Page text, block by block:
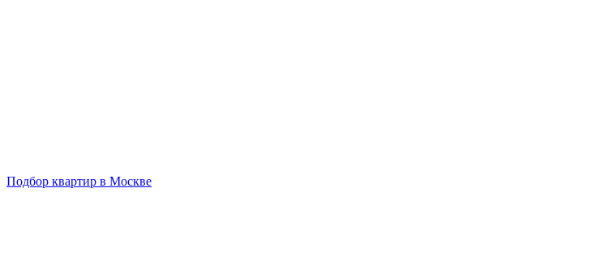
Подбор квартир в Москве